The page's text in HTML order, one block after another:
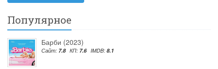
Популярное
Барби (2023)
Сайт: 7.8 КП: 7.6 IMDB: 8.1